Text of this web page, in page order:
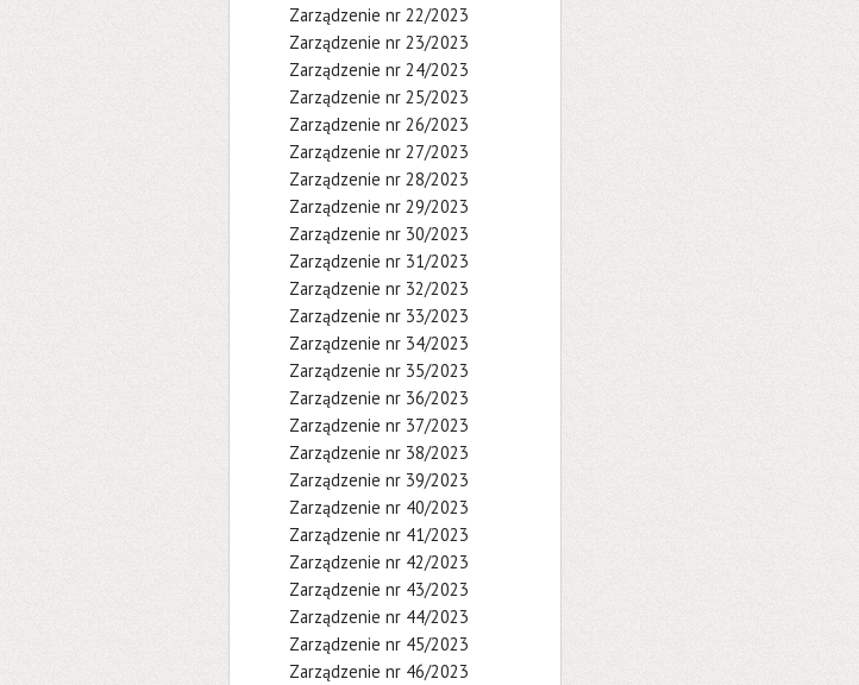
Zarządzenie nr 22/2023
Zarządzenie nr 23/2023
Zarządzenie nr 24/2023
Zarządzenie nr 25/2023
Zarządzenie nr 26/2023
Zarządzenie nr 27/2023
Zarządzenie nr 28/2023
Zarządzenie nr 29/2023
Zarządzenie nr 30/2023
Zarządzenie nr 31/2023
Zarządzenie nr 32/2023
Zarządzenie nr 33/2023
Zarządzenie nr 34/2023
Zarządzenie nr 35/2023
Zarządzenie nr 36/2023
Zarządzenie nr 37/2023
Zarządzenie nr 38/2023
Zarządzenie nr 39/2023
Zarządzenie nr 40/2023
Zarządzenie nr 41/2023
Zarządzenie nr 42/2023
Zarządzenie nr 43/2023
Zarządzenie nr 44/2023
Zarządzenie nr 45/2023
Zarządzenie nr 46/2023